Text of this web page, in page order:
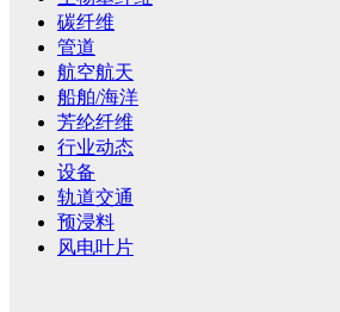
碳纤维
管道
航空航天
船舶/海洋
芳纶纤维
行业动态
设备
轨道交通
预浸料
风电叶片